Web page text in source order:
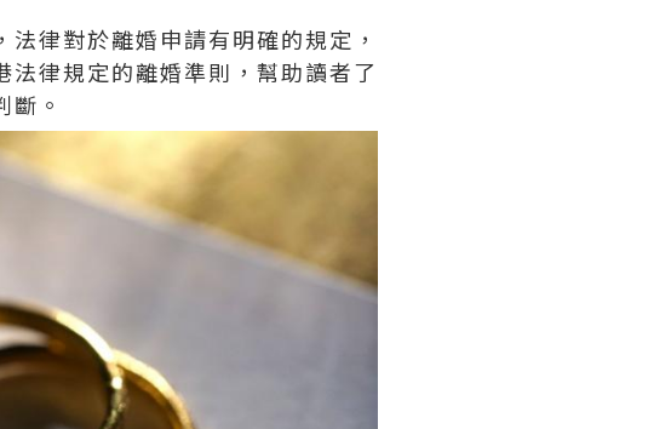
律對於離婚申請有明確的規定，
律規定的離婚準則，幫助讀者了
。